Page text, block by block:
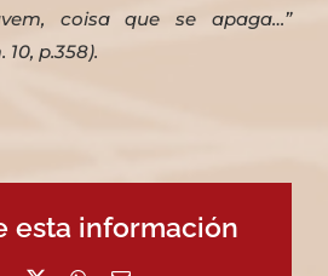
coisa que se apaga…”
10, p.358).
esta información